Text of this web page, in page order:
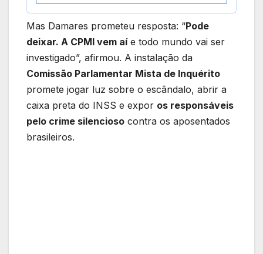
Mas Damares prometeu resposta: “Pode
deixar. A CPMI vem aíe todo mundo vai ser
investigado”, afirmou. A instalação da
Comissão Parlamentar Mista de Inquérito
promete jogar luz sobre o escândalo, abrir a
caixa preta do INSS e expor os responsáveis
pelo crime silencioso contra os aposentados
brasileiros.